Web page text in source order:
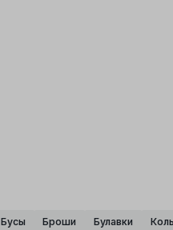
Бусы Броши Булавки